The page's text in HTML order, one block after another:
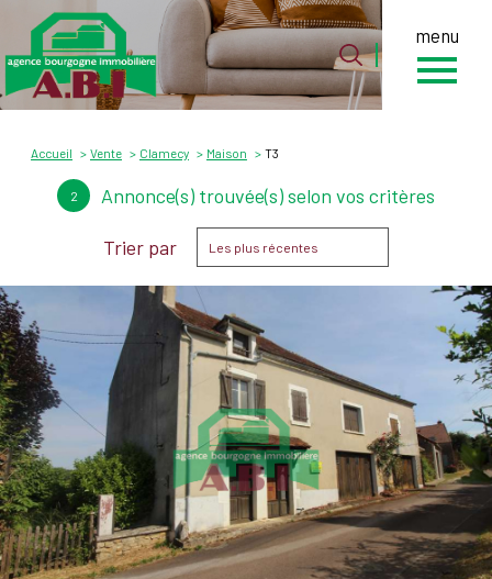
menu
Accueil
0
Accueil Vente Clamecy Maison T3
2 Annonce(s) trouvée(s) selon vos critères
Trier par Les plus récentes